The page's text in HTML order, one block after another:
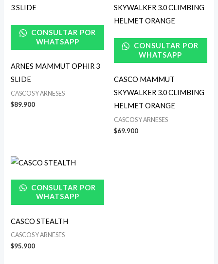
CONSULTAR POR
WHATSAPP
ARNES MAMMUT OPHIR 3
SLIDE
CASCOS Y ARNESES
$89.900
CONSULTAR POR
WHATSAPP
CASCO MAMMUT
SKYWALKER 3.0 CLIMBING
HELMET ORANGE
CASCOS Y ARNESES
$69.900
CONSULTAR POR
WHATSAPP
CASCO STEALTH
CASCOS Y ARNESES
$95.900